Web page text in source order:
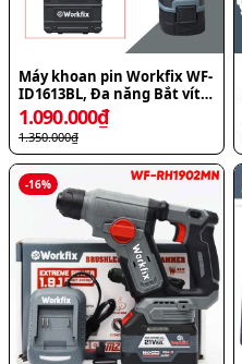
Máy khoan pin Workfix WF-
ID1613BL, Đa năng Bắt vít –
Khoan – Búa
1.090.000₫
1.350.000₫
-16%